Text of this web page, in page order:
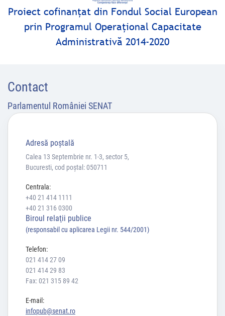
Proiect cofinanţat din Fondul Social European
prin Programul Operaţional Capacitate
Administrativă 2014-2020
Contact
Parlamentul României SENAT
Adresă poştală
Calea 13 Septembrie nr. 1-3, sector 5,
Bucuresti, cod poștal: 050711
Centrala:
+40 21 414 1111
+40 21 316 0300
Biroul relaţii publice
(responsabil cu aplicarea Legii nr. 544/2001)
Telefon:
021 414 27 09
021 414 29 83
Fax: 021 315 89 42
E-mail:
infopub@senat.ro